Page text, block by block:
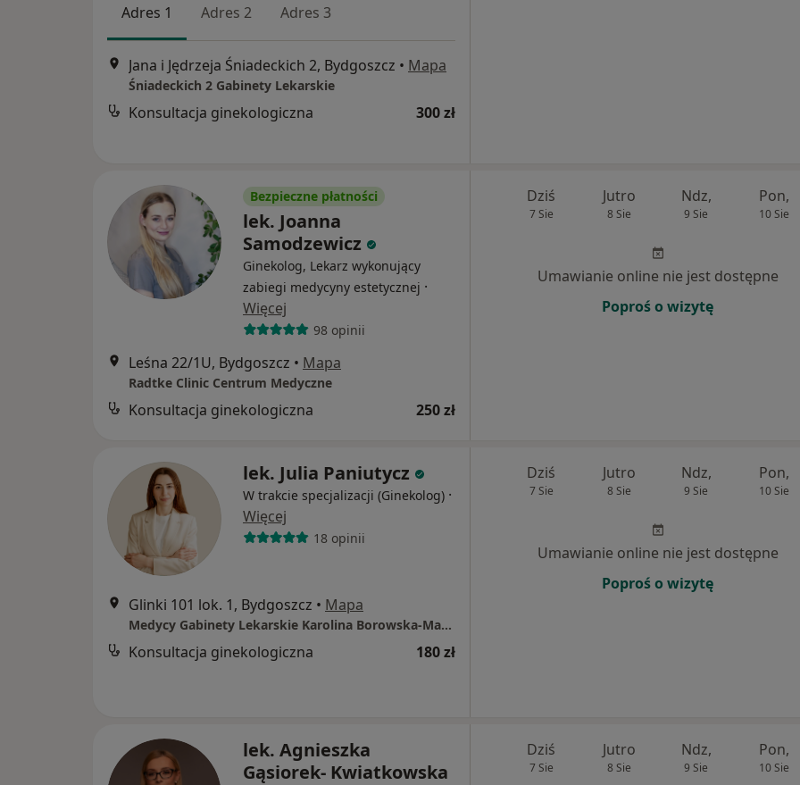
Adres 1 Adres 2 Adres 3
Jana i Jędrzeja Śniadeckich 2, Bydgoszcz • Mapa
Śniadeckich 2 Gabinety Lekarskie
Konsultacja ginekologiczna 300 zł
Bezpieczne płatności
lek. Joanna
Samodzewicz
Ginekolog, Lekarz wykonujący
zabiegi medycyny estetycznej ·
Więcej
98 opinii
Leśna 22/1U, Bydgoszcz • Mapa
Radtke Clinic Centrum Medyczne
Konsultacja ginekologiczna 250 zł
Dziś
7 Sie
Jutro
8 Sie
Ndz,
9 Sie
Pon,
10 Sie
Umawianie online nie jest dostępne
Poproś o wizytę
lek. Julia Paniutycz
W trakcie specjalizacji (Ginekolog) ·
Więcej
18 opinii
Glinki 101 lok. 1, Bydgoszcz • Mapa
Medycy Gabinety Lekarskie Karolina Borowska-Maćkowiak
Konsultacja ginekologiczna 180 zł
Dziś
7 Sie
Jutro
8 Sie
Ndz,
9 Sie
Pon,
10 Sie
Umawianie online nie jest dostępne
Poproś o wizytę
lek. Agnieszka
Gąsiorek- Kwiatkowska
Dziś
7 Sie
Jutro
8 Sie
Ndz,
9 Sie
Pon,
10 Sie